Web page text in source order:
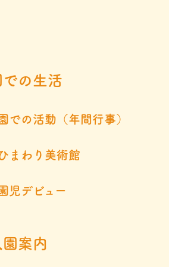
の生活
での活動（年間行事）
まわり美術館
児デビュー
案内